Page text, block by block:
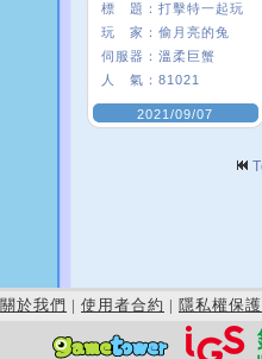
標 題： 打擊特一起玩
玩 家： 偷月亮的兔
伺服器： 溫柔巨蟹
人 氣： 81021
2021/09/07
關於我們 | 使用者合約 | 隱私權保護